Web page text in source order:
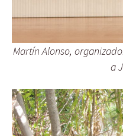
Martín Alonso,
a